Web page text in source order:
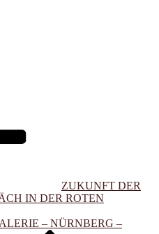
ZUKUNFT DER
IN DER ROTEN
– NÜRNBERG –